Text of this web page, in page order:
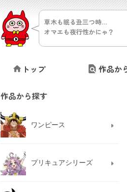
草木も眠る丑三つ時…
オマエも夜行性かにゃ？
トップ 作品か
作品から探す
ワンピース
プリキュアシリーズ